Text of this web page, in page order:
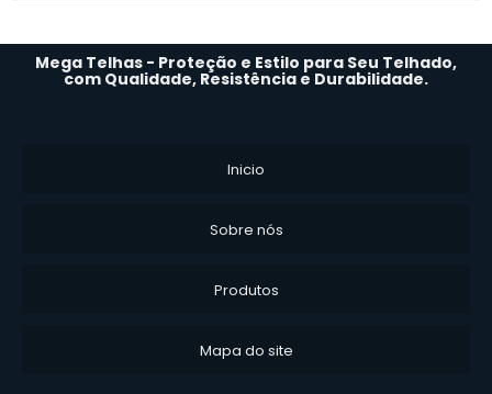
Mega Telhas - Proteção e Estilo para Seu Telhado,
com Qualidade, Resistência e Durabilidade.
Inicio
Sobre nós
Produtos
Mapa do site